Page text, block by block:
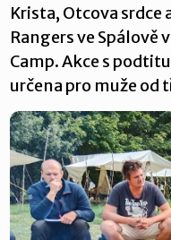
Krista, Otcova
Rangers ve Spálově
Camp. Akce s
určena pro muže od